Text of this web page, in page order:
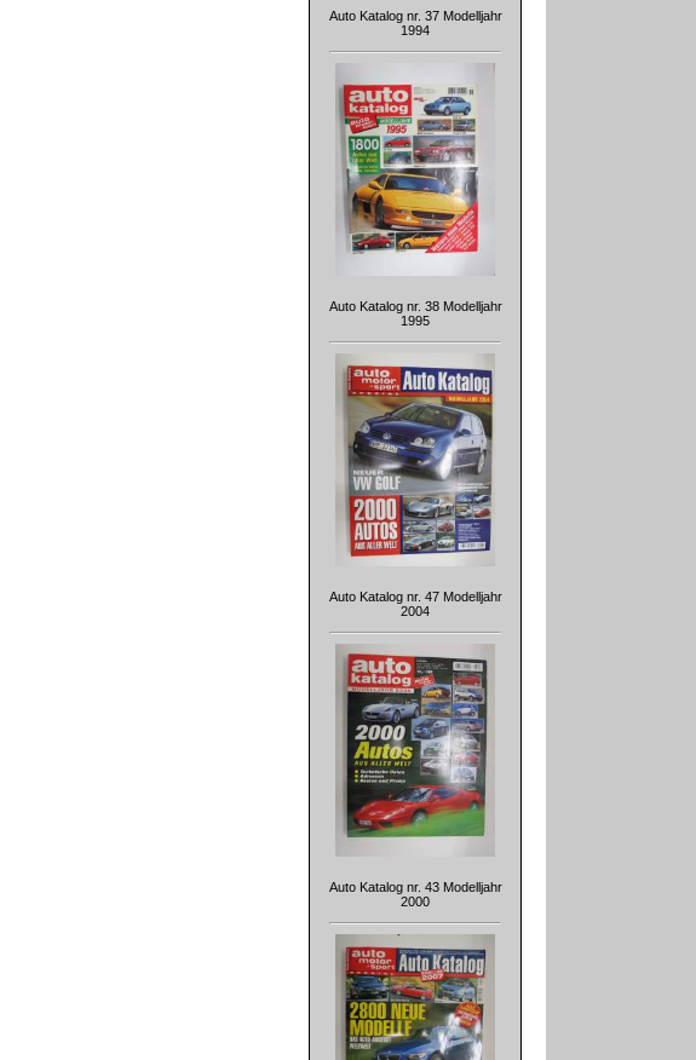
Auto Katalog nr. 37 Modelljahr
1994
Auto Katalog nr. 38 Modelljahr
1995
Auto Katalog nr. 47 Modelljahr
2004
Auto Katalog nr. 43 Modelljahr
2000